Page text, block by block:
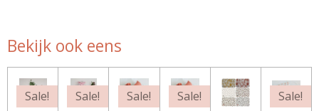
Bekijk ook eens
Sale! Sale! Sale! Sale! Sale!